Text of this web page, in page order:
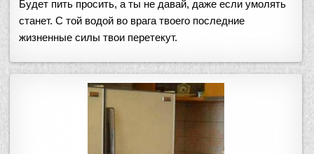
Будет пить просить, а ты не давай, даже если умолять
станет. С той водой во врага твоего последние
жизненные силы твои перетекут.